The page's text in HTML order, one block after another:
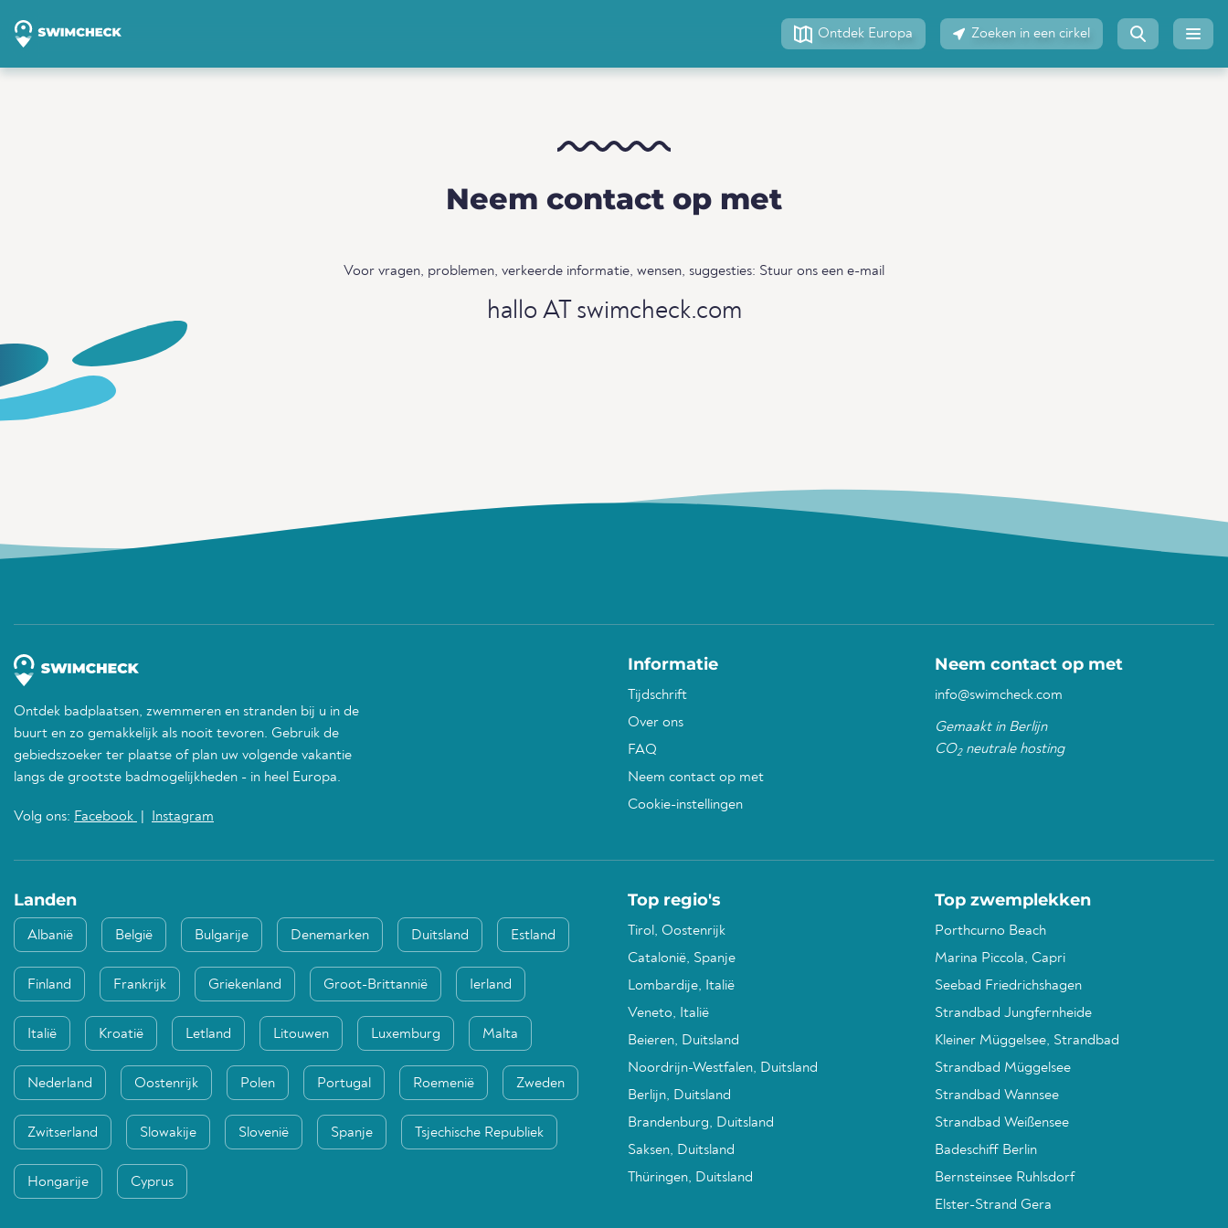
Ontdek Europa Zoeken in een cirkel
Neem contact op met
Voor vragen, problemen, verkeerde informatie, wensen, suggesties: Stuur ons een e-mail
hallo AT swimcheck.com
Ontdek badplaatsen, zwemmeren en stranden bij u in de
buurt en zo gemakkelijk als nooit tevoren. Gebruik de
gebiedszoeker ter plaatse of plan uw volgende vakantie
langs de grootste badmogelijkheden - in heel Europa.
Volg ons: Facebook Instagram
Informatie
Tijdschrift
Over ons
FAQ
Neem contact op met
Cookie-instellingen
Neem contact op met
info@swimcheck.com
Gemaakt in Berlijn
CO2neutrale hosting
Landen
Albanië België Bulgarije Denemarken Duitsland Estland
Finland Frankrijk Griekenland Groot-Brittannië Ierland
Italië Kroatië Letland Litouwen Luxemburg Malta
Nederland Oostenrijk Polen Portugal Roemenië Zweden
Zwitserland Slowakije Slovenië Spanje Tsjechische Republiek
Hongarije Cyprus
Top regio's
Tirol, Oostenrijk
Catalonië, Spanje
Lombardije, Italië
Veneto, Italië
Beieren, Duitsland
Noordrijn-Westfalen, Duitsland
Berlijn, Duitsland
Brandenburg, Duitsland
Saksen, Duitsland
Thüringen, Duitsland
Top zwemplekken
Porthcurno Beach
Marina Piccola, Capri
Seebad Friedrichshagen
Strandbad Jungfernheide
Kleiner Müggelsee, Strandbad
Strandbad Müggelsee
Strandbad Wannsee
Strandbad Weißensee
Badeschiff Berlin
Bernsteinsee Ruhlsdorf
Elster-Strand Gera